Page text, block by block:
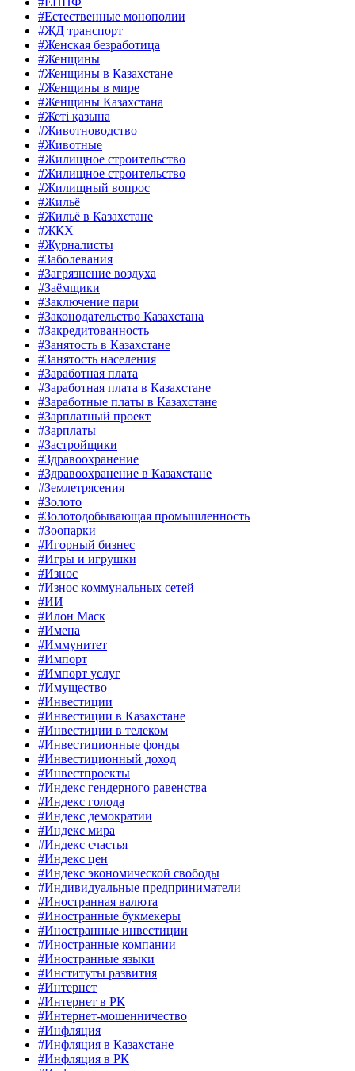
#Естественные монополии
#ЖД транспорт
#Женская безработица
#Женщины
#Женщины в Казахстане
#Женщины в мире
#Женщины Казахстана
#Жеті қазына
#Животноводство
#Животные
#Жилищное строительство
#Жилищное строительство
#Жилищный вопрос
#Жильё
#Жильё в Казахстане
#ЖКХ
#Журналисты
#Заболевания
#Загрязнение воздуха
#Заёмщики
#Заключение пари
#Законодательство Казахстана
#Закредитованность
#Занятость в Казахстане
#Занятость населения
#Заработная плата
#Заработная плата в Казахстане
#Заработные платы в Казахстане
#Зарплатный проект
#Зарплаты
#Застройщики
#Здравоохранение
#Здравоохранение в Казахстане
#Землетрясения
#Золото
#Золотодобывающая промышленность
#Зоопарки
#Игорный бизнес
#Игры и игрушки
#Износ
#Износ коммунальных сетей
#ИИ
#Илон Маск
#Имена
#Иммунитет
#Импорт
#Импорт услуг
#Имущество
#Инвестиции
#Инвестиции в Казахстане
#Инвестиции в телеком
#Инвестиционные фонды
#Инвестиционный доход
#Инвестпроекты
#Индекс гендерного равенства
#Индекс голода
#Индекс демократии
#Индекс мира
#Индекс счастья
#Индекс цен
#Индекс экономической свободы
#Индивидуальные предприниматели
#Иностранная валюта
#Иностранные букмекеры
#Иностранные инвестиции
#Иностранные компании
#Иностранные языки
#Институты развития
#Интернет
#Интернет в РК
#Интернет-мошенничество
#Инфляция
#Инфляция в Казахстане
#Инфляция в РК